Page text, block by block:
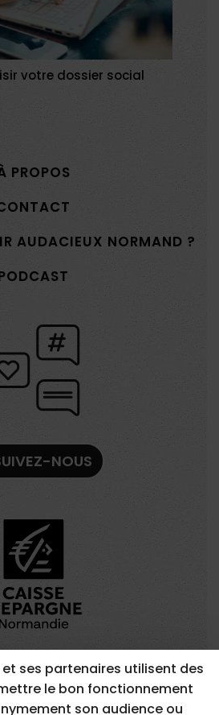
votre dossier social
PROPOS
AUDACIEUX NORMAND ?
NOUS
GESTION DES COOKIES
– NON CONFORME
et ses partenaires utilisent des
le bon fonctionnement
son audience ou